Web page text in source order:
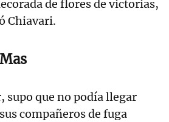
de flores de victorias,
Chiavari.
supo que no podía llegar
compañeros de fuga